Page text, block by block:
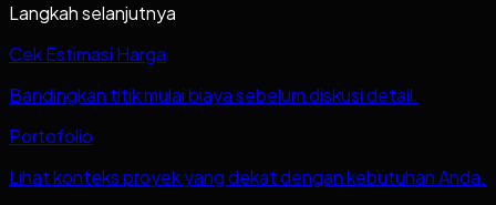
Langkah selanjutnya
Cek Estimasi Harga
Bandingkan titik mulai biaya sebelum diskusi detail.
Portofolio
Lihat konteks proyek yang dekat dengan kebutuhan Anda.